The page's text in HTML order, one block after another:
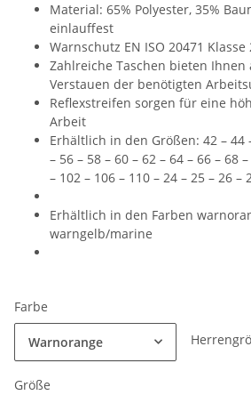
Material: 65% Polyester, 35%
einlauffest
Warnschutz EN ISO 20471 Klasse
Zahlreiche Taschen bieten Ihnen
Verstauen der benötigten
Reflexstreifen sorgen für eine
Arbeit
Erhältlich in den Größen: 42 – 44
– 56 – 58 – 60 – 62 – 64 – 66 – 68
– 102 – 106 – 110 – 24 – 25 – 26 –
Erhältlich in den Farben
warngelb/marine
Farbe
Warnorange
Größe